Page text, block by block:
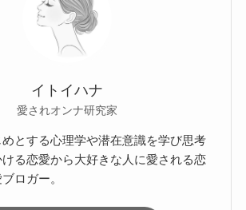
イトイハナ
愛されオンナ研究家
とする心理学や潜在意識を学び思考
る恋愛から大好きな人に愛される恋
ロガー。